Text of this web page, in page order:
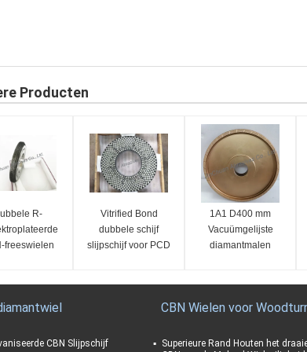
Producten
R-
freeswielen
Vitrified Bond
dubbele schijf
slijpschijf voor PCD
1A1 D400 mm
Vacuümgelijste
diamantmalen
CBN Slijpschijf
CBN Wielen voor
Superieure Rand Houten het